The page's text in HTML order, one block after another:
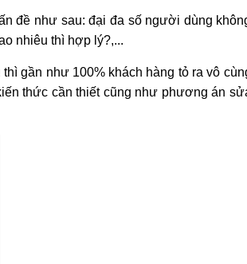
đề như sau: đại đa số người dùng
nhiêu thì hợp lý?,...
gần như 100% khách hàng tỏ ra vô
thức cần thiết cũng như phương án